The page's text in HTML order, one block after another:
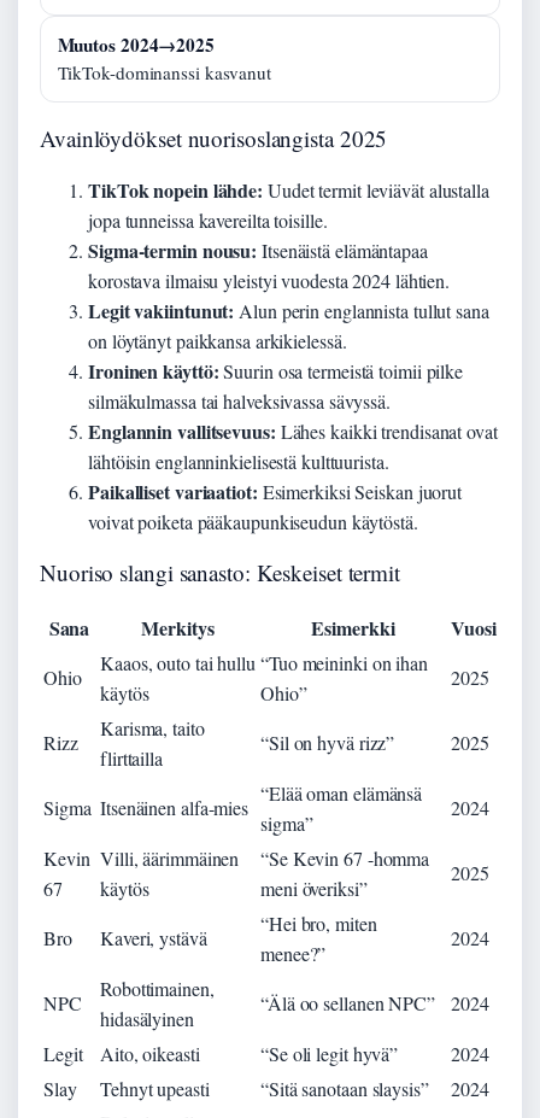
Muutos 2024→2025
TikTok-dominanssi kasvanut
Avainlöydökset nuorisoslangista 2025
TikTok nopein lähde: Uudet termit leviävät alustalla
jopa tunneissa kavereilta toisille.
Sigma-termin nousu: Itsenäistä elämäntapaa
korostava ilmaisu yleistyi vuodesta 2024 lähtien.
Legit vakiintunut: Alun perin englannista tullut sana
on löytänyt paikkansa arkikielessä.
Ironinen käyttö:Suurin osa termeistä toimii pilke
silmäkulmassa tai halveksivassa sävyssä.
Englannin vallitsevuus: Lähes kaikki trendisanat ovat
lähtöisin englanninkielisestä kulttuurista.
Paikalliset variaatiot: Esimerkiksi Seiskan juorut
voivat poiketa pääkaupunkiseudun käytöstä.
Nuoriso slangi sanasto: Keskeiset termit
Sana Merkitys Esimerkki Vuosi
Ohio
Kaaos, outo tai hullu
käytös
“Tuo meininki on ihan
Ohio”
2025
Rizz
Karisma, taito
flirttailla
“Sil on hyvä rizz” 2025
Sigma Itsenäinen alfa-mies
“Elää oman elämänsä
sigma”
2024
Kevin
67
Villi, äärimmäinen
käytös
“Se Kevin 67 -homma
meni överiksi”
2025
Bro Kaveri, ystävä
“Hei bro, miten
menee?”
2024
NPC
Robottimainen,
hidasälyinen
“Älä oo sellanen NPC”
2024
Legit
Aito, oikeasti “Se oli legit hyvä”
2024
Slay
Tehnyt upeasti “Sitä sanotaan slaysis”
2024